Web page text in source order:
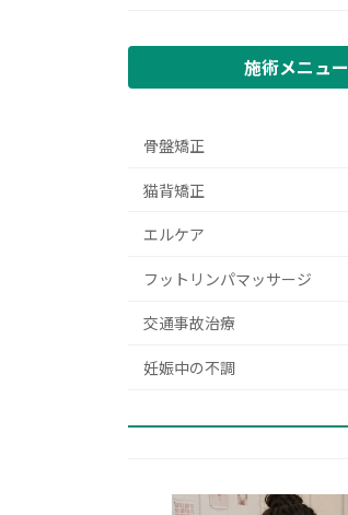
施術メニュー
骨盤矯正
猫背矯正
エルケア
フットリンパマッサージ
交通事故治療
妊娠中の不調